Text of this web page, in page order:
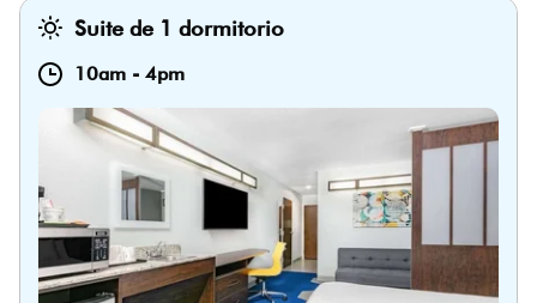
Suite de 1 dormitorio
10am - 4pm